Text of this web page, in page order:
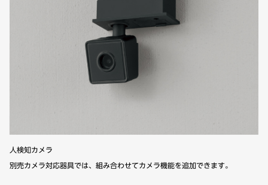
人検知カメラ
別売カメラ対応器具では、組み合わせてカメラ機能を追加できます。